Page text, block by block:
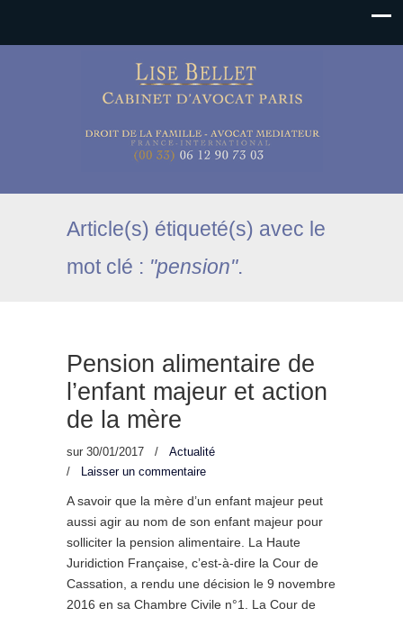
Article(s) étiqueté(s) avec le
mot clé : "pension".
Pension alimentaire de
l’enfant majeur et action
de la mère
sur 30/01/2017 /
Actualité
/
Laisser un commentaire
A savoir que la mère d’un enfant majeur peut
aussi agir au nom de son enfant majeur pour
solliciter la pension alimentaire. La Haute
Juridiction Française, c’est-à-dire la Cour de
Cassation, a rendu une décision le 9 novembre
2016 en sa Chambre Civile n°1. La Cour de